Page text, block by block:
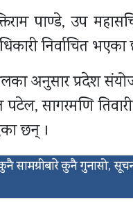
पाण्डे, उप
निर्वाचित
अनुसार प्रदेश
पटेल, सागरमणि
छन् ।
सामग्रीबारे कुनै गुनासो,